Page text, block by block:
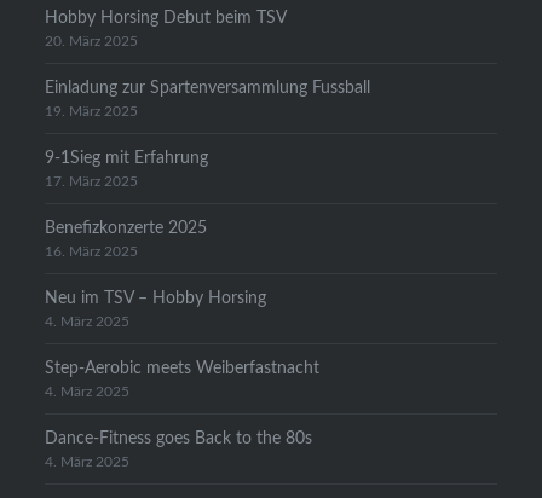
Hobby Horsing Debut beim TSV
20. März 2025
Einladung zur Spartenversammlung Fussball
19. März 2025
9-1Sieg mit Erfahrung
17. März 2025
Benefizkonzerte 2025
16. März 2025
Neu im TSV – Hobby Horsing
4. März 2025
Step-Aerobic meets Weiberfastnacht
4. März 2025
Dance-Fitness goes Back to the 80s
4. März 2025